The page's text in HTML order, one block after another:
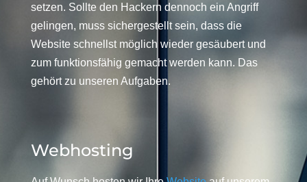
setzen. Sollte den Hackern dennoch ein Angriff
gelingen, muss sichergestellt sein, dass die
Website schnellst möglich wieder gesäubert und
zum funktionsfähig gemacht werden kann. Das
gehört zu unseren Aufgaben.
Webhosting